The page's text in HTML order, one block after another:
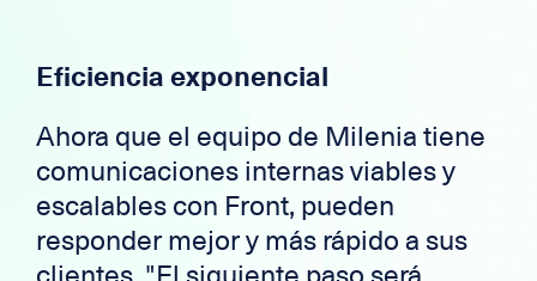
Eficiencia exponencial
Ahora que el equipo de Milenia tiene
comunicaciones internas viables y
escalables con Front, pueden
responder mejor y más rápido a sus